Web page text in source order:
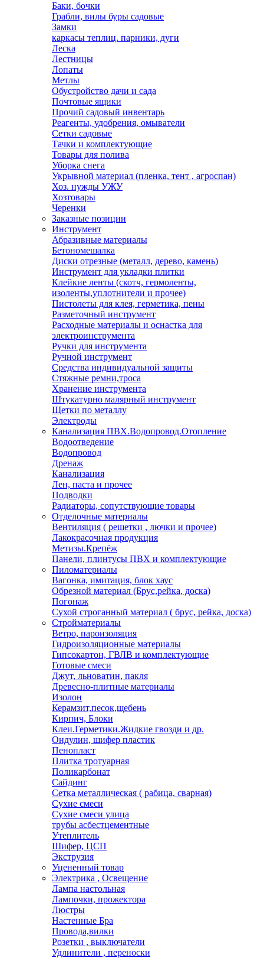
Баки, бочки
Грабли, вилы буры садовые
Замки
каркасы теплиц. парники, дуги
Леска
Лестницы
Лопаты
Метлы
Обустройство дачи и сада
Почтовые ящики
Прочий садовый инвентарь
Реагенты, удобрения, омыватели
Сетки садовые
Тачки и комплектующие
Товары для полива
Уборка снега
Укрывной материал (пленка, тент , агроспан)
Хоз. нужды УЖУ
Хозтовары
Черенки
Заказные позиции
Инструмент
Абразивные материалы
Бетономешалка
Диски отрезные (металл, дерево, камень)
Инструмент для укладки плитки
Клейкие ленты (скотч, гермоленты,
изоленты,уплотнители и прочее)
Пистолеты для клея, герметика, пены
Разметочный инструмент
Расходные материалы и оснастка для
электроинструмента
Ручки для инструмента
Ручной инструмент
Средства индивидуальной защиты
Стяжные ремни,троса
Хранение инструмента
Штукатурно малярный инструмент
Щетки по металлу
Электроды
Канализация ПВХ.Водопровод.Отопление
Водоотведение
Водопровод
Дренаж
Канализация
Лен, паста и прочее
Подводки
Радиаторы, сопутствующие товары
Отделочные материалы
Вентиляция ( решетки , лючки и прочее)
Лакокрасочная продукция
Метизы.Крепёж
Панели, плинтусы ПВХ и комплектующие
Пиломатериалы
Вагонка, имитация, блок хаус
Обрезной материал (Брус,рейка, доска)
Погонаж
Сухой строганный материал ( брус, рейка, доска)
Стройматериалы
Ветро, пароизоляция
Гидроизоляционные материалы
Гипсокартон, ГВЛВ и комплектующие
Готовые смеси
Джут, льноватин, пакля
Древесно-плитные материалы
Изолон
Керамзит,песок,щебень
Кирпич, Блоки
Клеи.Герметики.Жидкие гвозди и др.
Ондулин, шифер пластик
Пенопласт
Плитка тротуарная
Поликарбонат
Сайдинг
Сетка металлическая ( рабица, сварная)
Сухие смеси
Сухие смеси улица
трубы асбестцементные
Утеплитель
Шифер, ЦСП
Экструзия
Уцененный товар
Электрика , Освещение
Лампа настольная
Лампочки, прожектора
Люстры
Настенные Бра
Провода,вилки
Розетки , выключатели
Удлинители , переноски